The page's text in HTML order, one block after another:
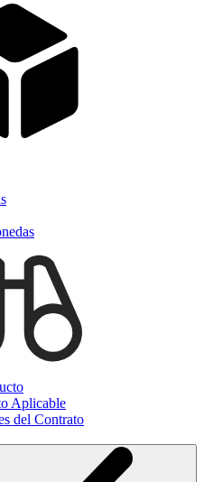
Aplicable
del Contrato